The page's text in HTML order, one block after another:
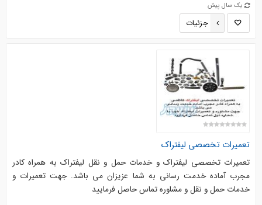
یک سال پیش
جزئیات
تعمیرات تخصصی لیفتراک
تعمیرات تخصصی لیفتراک و خدمات حمل و نقل لیفتراک به همراه کادر
مجرب آماده خدمت رسانی به شما عزیزان می باشد. جهت تعمیرات و
خدمات حمل و نقل و مشاوره تماس حاصل فرمایید